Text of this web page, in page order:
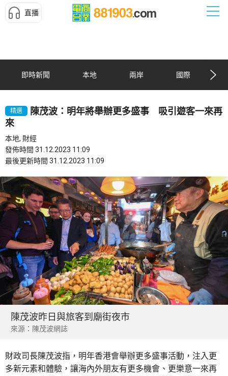
直播
即時新聞 本地 兩岸 國際
精選
陳茂波：明年將舉辦更多盛事 吸引遊客一來再
來
本地, 財經
發佈時間 31.12.2023 11:09
最後更新時間 31.12.2023 11:09
陳茂波昨日與旅客到廟街夜市
來源：陳茂波網誌
財政司長陳茂波指，明年香港會舉辦更多盛事活動，注入更
多新元素和體驗，讓海內外朋友有更多機會、更樂意一來再